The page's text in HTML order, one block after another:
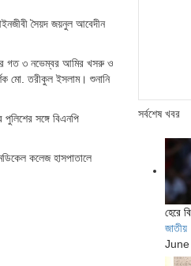
সৈয়দ জয়নুল আবেদীন
পর গত ৩ নভেম্বর আমির খসরু ও
মো. তরীকুল ইসলাম। শুনানি
সঙ্গে বিএনপি
কলেজ হাসপাতালে
সর্বশেষ খবর
হেরে
জাতীয়